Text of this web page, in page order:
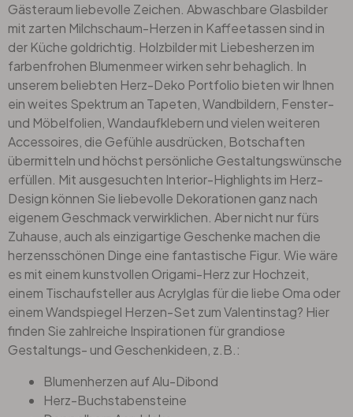
Gästeraum liebevolle Zeichen. Abwaschbare Glasbilder
mit zarten Milchschaum-Herzen in Kaffeetassen sind in
der Küche goldrichtig. Holzbilder mit Liebesherzen im
farbenfrohen Blumenmeer wirken sehr behaglich. In
unserem beliebten Herz-Deko Portfolio bieten wir Ihnen
ein weites Spektrum an Tapeten, Wandbildern , Fenster-
und Möbelfolien, Wandaufklebern und vielen weiteren
Accessoires, die Gefühle ausdrücken, Botschaften
übermitteln und höchst persönliche Gestaltungswünsche
erfüllen. Mit ausgesuchten Interior-Highlights im Herz-
Design können Sie liebevolle Dekorationen ganz nach
eigenem Geschmack verwirklichen. Aber nicht nur fürs
Zuhause, auch als einzigartige Geschenke machen die
herzensschönen Dinge eine fantastische Figur. Wie wäre
es mit einem kunstvollen Origami-Herz zur Hochzeit,
einem Tischaufsteller aus Acrylglas für die liebe Oma oder
einem Wandspiegel Herzen-Set zum Valentinstag? Hier
finden Sie zahlreiche Inspirationen für grandiose
Gestaltungs- und Geschenkideen, z.B.:
Blumenherzen auf Alu-Dibond
Herz-Buchstabensteine